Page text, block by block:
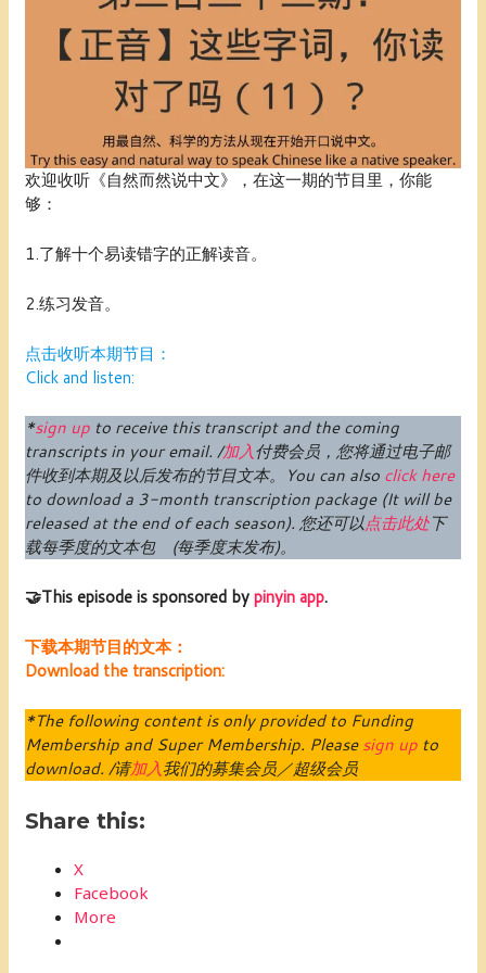
欢迎收听《自然而然说中文》，在这一期的节目里，你能
够：
1.了解十个易读错字的正解读音。
2.练习发音。
点击收听本期节目：
Click and listen:
*sign up to receive this transcript and the coming
transcripts in your email. /加入付费会员 ，您将通过电子邮
件收到本期及以后发布的节目文本。
You can also click here
to download a 3-month transcription package (It will be
released at the end of each season). 您还可以点击此处下
载每季度的文本包 (每季度末发布)。
🤝This episode is sponsored bypinyin app.
下载本期节目的文本：
Download the transcription:
*The following content is only provided to Funding
Membership and Super Membership. Pleasesign up to
download. /请加入我们的募集会员／超级会员
Share this:
X
Facebook
More